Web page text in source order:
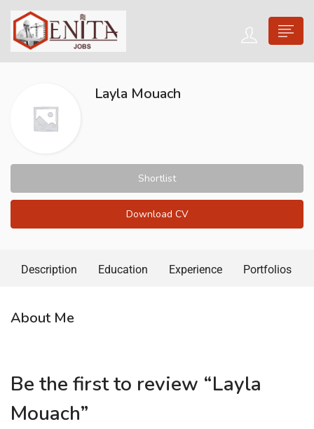
Layla Mouach
Shortlist
Download CV
Description Education Experience Portfolios
About Me
Be the first to review “Layla
Mouach”